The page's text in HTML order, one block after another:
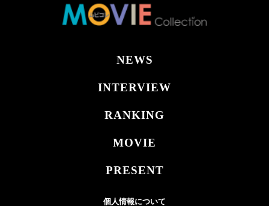
NEWS
INTERVIEW
RANKING
MOVIE
PRESENT
個人情報について